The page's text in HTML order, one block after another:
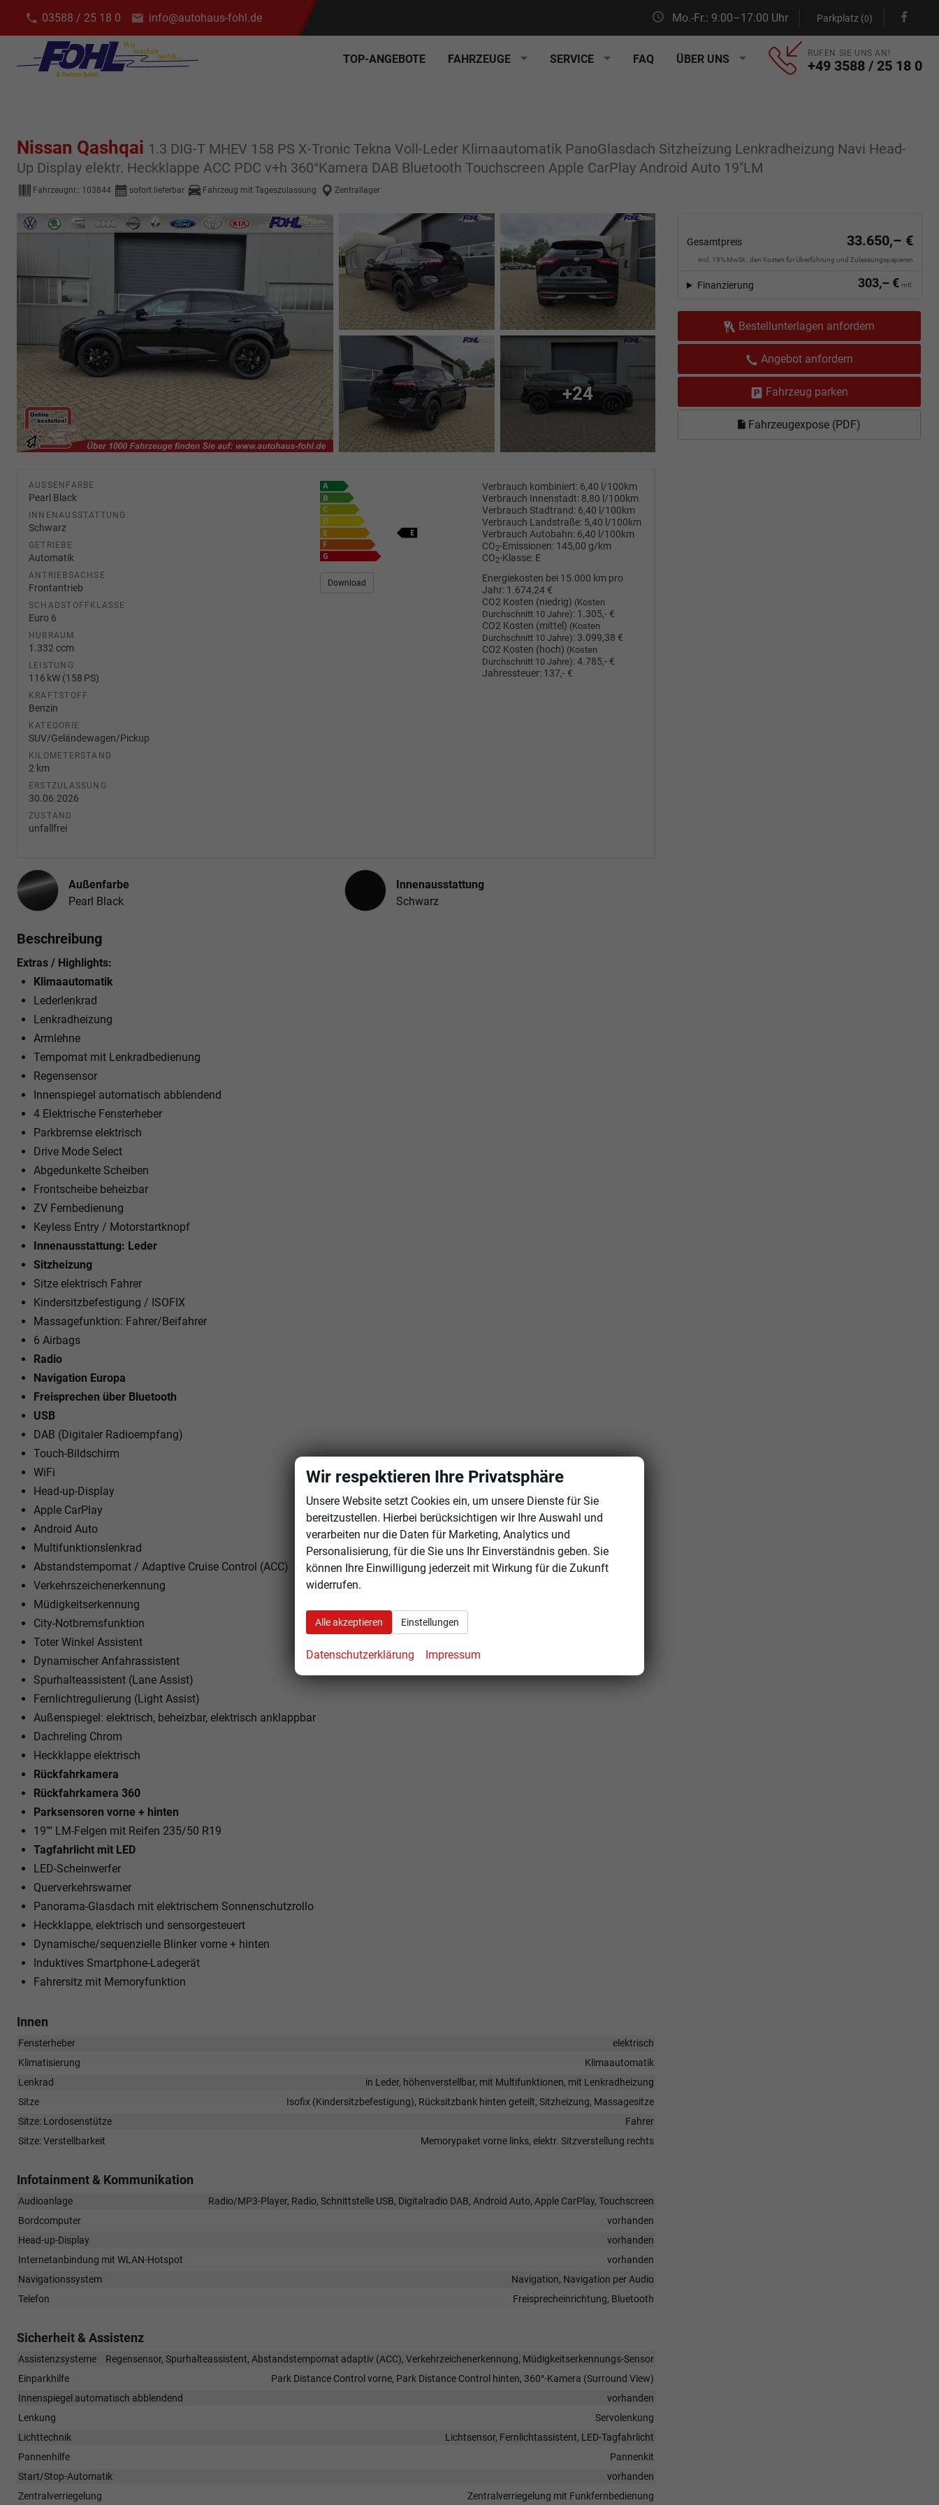
03588 / 25 18 0 info@autohaus-fohl.de Mo.-Fr.: 9:00–17:00 Uhr Parkplatz (0)
TOP-ANGEBOTE FAHRZEUGE SERVICE FAQ ÜBER UNS RUFEN SIE UNS AN!
+49 3588 / 25 18 0
Nissan Qashqai 1.3 DIG-T MHEV 158 PS X-Tronic Tekna Voll-Leder Klimaautomatik PanoGlasdach Sitzheizung Lenkradheizung Navi Head-
Up Display elektr. Heckklappe ACC PDC v+h 360°Kamera DAB Bluetooth Touchscreen Apple CarPlay Android Auto 19"LM
Fahrzeugnr.: 103844 sofort lieferbar Fahrzeug mit Tageszulassung Zentrallager
Gesamtpreis 33.650,– €
incl. 19% MwSt., den Kosten für Überführung und Zulassungspapieren
303,– € mtl.
Finanzierung
Bestellunterlagen anfordern
Angebot anfordern
Fahrzeug parken
Fahrzeugexpose (PDF)
+24
AUSSENFARBE
Pearl Black
INNENAUSSTATTUNG
Schwarz
GETRIEBE
Automatik
ANTRIEBSACHSE
Frontantrieb
SCHADSTOFFKLASSE
Euro 6
HUBRAUM
1.332 ccm
LEISTUNG
116 kW (158 PS)
KRAFTSTOFF
Benzin
KATEGORIE
SUV/Geländewagen/Pickup
KILOMETERSTAND
2 km
ERSTZULASSUNG
30.06.2026
ZUSTAND
unfallfrei
Verbrauch kombiniert: 6,40 l/100km
Verbrauch Innenstadt: 8,80 l/100km
Verbrauch Stadtrand: 6,40 l/100km
Verbrauch Landstraße: 5,40 l/100km
Verbrauch Autobahn: 6,40 l/100km
CO2-Emissionen: 145,00 g/km
CO2-Klasse: E
Download
Energiekosten bei 15.000 km pro
Jahr: 1.674,24 €
CO2 Kosten (niedrig) (Kosten
Durchschnitt 10 Jahre): 1.305,- €
CO2 Kosten (mittel) (Kosten
Durchschnitt 10 Jahre): 3.099,38 €
CO2 Kosten (hoch) (Kosten
Durchschnitt 10 Jahre):4.785,- €
Jahressteuer: 137,- €
Außenfarbe
Pearl Black
Innenausstattung
Innenausstattung
Schwarz
Beschreibung
Extras / Highlights:
Klimaautomatik
Lederlenkrad
Lenkradheizung
Armlehne
Tempomat mit Lenkradbedienung
Regensensor
Innenspiegel automatisch abblendend
4 Elektrische Fensterheber
Parkbremse elektrisch
Drive Mode Select
Abgedunkelte Scheiben
Frontscheibe beheizbar
ZV Fernbedienung
Keyless Entry / Motorstartknopf
Innenausstattung: Leder
Sitzheizung
Sitze elektrisch Fahrer
Kindersitzbefestigung / ISOFIX
Massagefunktion: Fahrer/Beifahrer
6 Airbags
Radio
Navigation Europa
Freisprechen über Bluetooth
USB
DAB (Digitaler Radioempfang)
Touch-Bildschirm
WiFi
Head-up-Display
Apple CarPlay
Android Auto
Multifunktionslenkrad
Abstandstempomat / Adaptive Cruise Control (ACC)
Verkehrszeichenerkennung
Müdigkeitserkennung
City-Notbremsfunktion
Toter Winkel Assistent
Dynamischer Anfahrassistent
Spurhalteassistent (Lane Assist)
Fernlichtregulierung (Light Assist)
Außenspiegel: elektrisch, beheizbar, elektrisch anklappbar
Dachreling Chrom
Heckklappe elektrisch
Rückfahrkamera
Rückfahrkamera 360
Parksensoren vorne + hinten
19"" LM-Felgen mit Reifen 235/50 R19
Tagfahrlicht mit LED
LED-Scheinwerfer
Querverkehrswarner
Panorama-Glasdach mit elektrischem Sonnenschutzrollo
Heckklappe, elektrisch und sensorgesteuert
Dynamische/sequenzielle Blinker vorne + hinten
Induktives Smartphone-Ladegerät
Fahrersitz mit Memoryfunktion
Innen
Fensterheber
elektrisch
Klimatisierung
Klimaautomatik
Lenkrad
in Leder, höhenverstellbar, mit Multifunktionen, mit Lenkradheizung
Sitze
Isofix (Kindersitzbefestigung), Rücksitzbank hinten geteilt, Sitzheizung, Massagesitze
Sitze: Lordosenstütze
Fahrer
Sitze: Verstellbarkeit
Memorypaket vorne links, elektr. Sitzverstellung rechts
Infotainment & Kommunikation
Audioanlage
Radio/MP3-Player, Radio, Schnittstelle USB, Digitalradio DAB, Android Auto, Apple CarPlay, Touchscreen
Bordcomputer
vorhanden
Head-up-Display
vorhanden
Internetanbindung mit WLAN-Hotspot
vorhanden
Navigationssystem
Navigation, Navigation per Audio
Telefon
Freisprecheinrichtung, Bluetooth
Sicherheit & Assistenz
Assistenzsysteme
Regensensor, Spurhalteassistent, Abstandstempomat adaptiv (ACC), Verkehrzeichenerkennung, Müdigkeitserkennungs-Sensor
Einparkhilfe
Park Distance Control vorne, Park Distance Control hinten, 360°-Kamera (Surround View)
Innenspiegel automatisch abblendend
vorhanden
Lenkung
Servolenkung
Lichttechnik
Lichtsensor, Fernlichtassistent, LED-Tagfahrlicht
Pannenhilfe
Pannenkit
Start/Stop-Automatik
vorhanden
Zentralverriegelung
Zentralverriegelung mit Funkfernbedienung
Wir respektieren Ihre Privatsphäre
Unsere Website setzt Cookies ein, um unsere Dienste für Sie
bereitzustellen. Hierbei berücksichtigen wir Ihre Auswahl und
verarbeiten nur die Daten für Marketing, Analytics und
Personalisierung, für die Sie uns Ihr Einverständnis geben. Sie
können Ihre Einwilligung jederzeit mit Wirkung für die Zukunft
widerrufen.
Alle akzeptieren Einstellungen
Datenschutzerklärung Impressum